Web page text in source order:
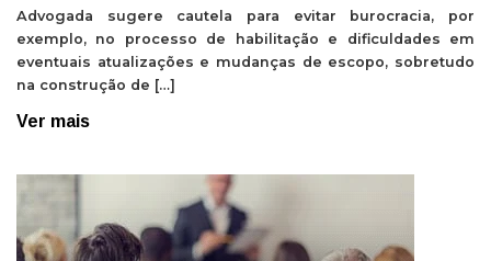
Advogada sugere cautela para evitar burocracia, por
exemplo, no processo de habilitação e dificuldades em
eventuais atualizações e mudanças de escopo, sobretudo
na construção de […]
Ver mais